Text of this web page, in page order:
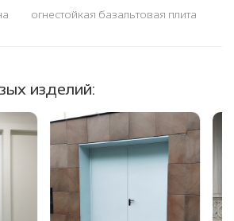
огнестойкая базальтовая плита
изделий: